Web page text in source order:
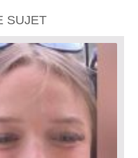
SUJET